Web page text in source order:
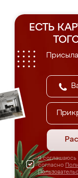
ЕСТЬ
Я соглашаюсь
согласно